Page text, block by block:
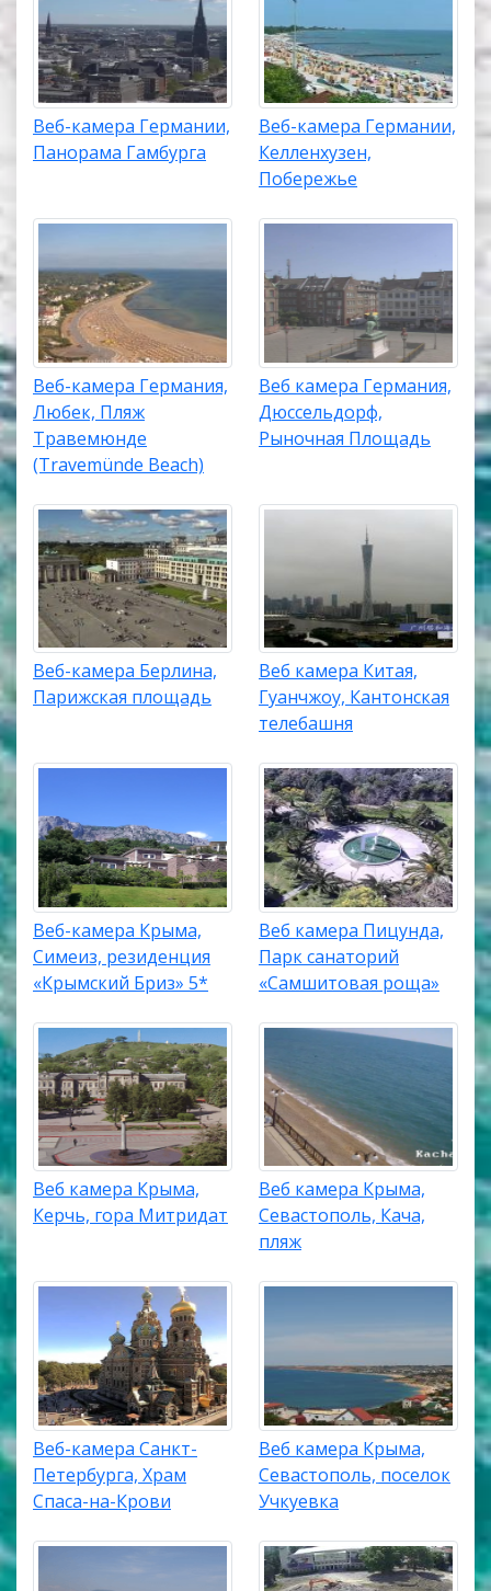
Веб-камера Германии,
Панорама Гамбурга
Веб-камера Германии,
Келленхузен,
Побережье
Веб-камера Германия,
Любек, Пляж
Травемюнде
(Travemünde Beach)
Веб камера Германия,
Дюссельдорф,
Рыночная Площадь
Веб-камера Берлина,
Парижская площадь
Веб камера Китая,
Гуанчжоу, Кантонская
телебашня
Веб-камера Крыма,
Симеиз, резиденция
«Крымский Бриз» 5*
Веб камера Пицунда,
Парк санаторий
«Самшитовая роща»
Веб камера Крыма,
Керчь, гора Митридат
Веб камера Крыма,
Севастополь, Кача,
пляж
Веб-камера Санкт-
Петербурга, Храм
Спаса-на-Крови
Веб камера Крыма,
Севастополь, поселок
Учкуевка